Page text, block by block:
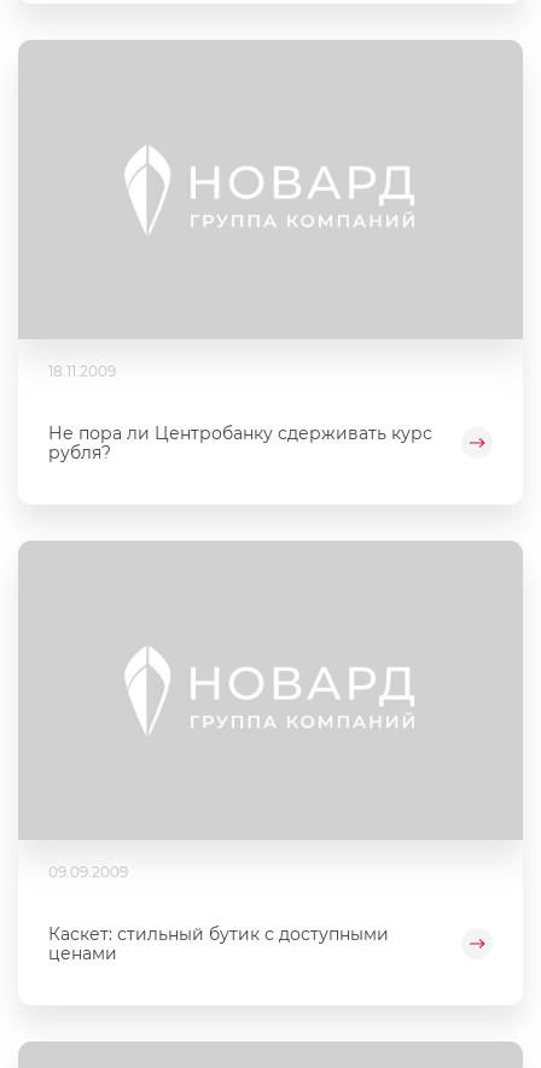
18.11.2009
Не пора ли Центробанку сдерживать курс
рубля?
09.09.2009
Каскет: стильный бутик с доступными
ценами